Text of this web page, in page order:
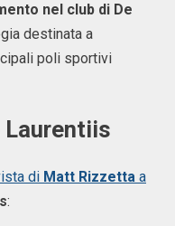
nel club di De
destinata a
poli sportivi
di Matt Rizzetta a
: